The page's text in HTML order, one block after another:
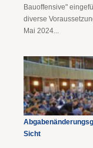
Bauoffensive"
diverse
Mai 2024...
Sicht